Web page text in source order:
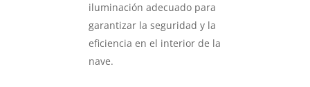
iluminación adecuado para
garantizar la seguridad y la
eficiencia en el interior de la
nave.